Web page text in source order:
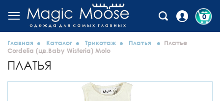
0
Главная Каталог Трикотаж Платья
Платье
Cordelia (цв.Baby Wisteria) Molo
ПЛАТЬЯ